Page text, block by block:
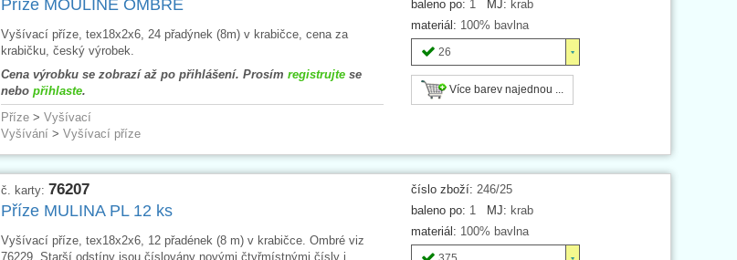
baleno po: 1 MJ: krab
materiál: 100% bavlna
26
Více barev najednou ...
Příze MOULINE OMBRÉ
Vyšívací příze, tex18x2x6, 24 přadýnek (8m) v krabičce, cena za
krabičku, český výrobek.
Cena výrobku se zobrazí až po přihlášení. Prosím registrujtese
nebo přihlaste.
Příze> Vyšívací
Vyšívání> Vyšívací příze
číslo zboží: 246/25
baleno po: 1 MJ: krab
materiál: 100% bavlna
č. karty: 76207
Příze MULINA PL 12 ks
Vyšívací příze, tex18x2x6, 12 přadének (8 m) v krabičce. Ombré viz
76229. Starší odstíny jsou číslovány novými čtyřmístnými čísly i